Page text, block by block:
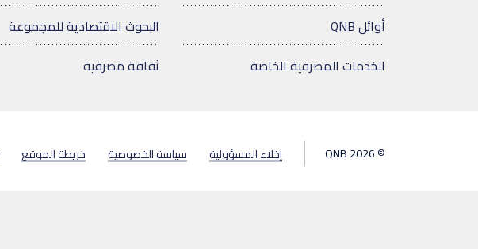
أوائل QNB
الخدمات المصرفية الخاصة
البحوث الاقتصادية للمجموعة
ثقافة مصرفية
خريطة الموقع سياسة الخصوصية إخلاء المسؤولية © 2026 QNB